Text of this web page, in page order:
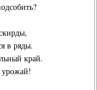
в ряды.
край.